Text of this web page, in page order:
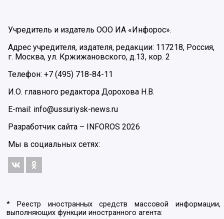
Учредитель и издатель ООО ИА «Инфорос».
Адрес учредителя, издателя, редакции: 117218, Россия,
г. Москва, ул. Кржижановского, д.13, кор. 2
Телефон: +7 (495) 718-84-11
И.О. главного редактора Дорохова Н.В.
E-mail: info@ussuriysk-news.ru
Разработчик сайта –
INFOROS 2026
Мы в социальных сетях:
* Реестр иностранных средств массовой информации,
выполняющих функции иностранного агента: